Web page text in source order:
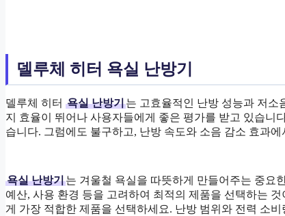
델루체 히터 욕실 난방기
델루체 히터 욕실 난방기는 고효율적인 난방 성능과 저소
지 효율이 뛰어나 사용자들에게 좋은 평가를 받고 있습니
습니다. 그럼에도 불구하고, 난방 속도와 소음 감소 효과
욕실 난방기는 겨울철 욕실을 따뜻하게 만들어주는 중요
예산, 사용 환경 등을 고려하여 최적의 제품을 선택하는
게 가장 적합한 제품을 선택하세요. 난방 범위와 전력 소